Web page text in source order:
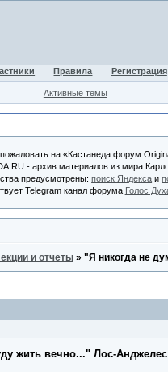
Правила Регистрация
Активные темы
на «Кастанеда форум
- архив материалов из мира
предусмотрены:поиск Яндекса и
Telegram канал форума Голос
и отчеты » "Я никогда не
жить вечно..." Лос-Анджелес